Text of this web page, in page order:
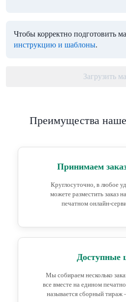
Чтобы корректно подготовить
инструкцию и шаблоны.
Загрузить
Преимущества
Принимаем
Круглосуточно, в любое
можете разместить заказ
печатном онлайн-
Доступные
Мы собираем несколько
все вместе на едином
называется сборный тираж